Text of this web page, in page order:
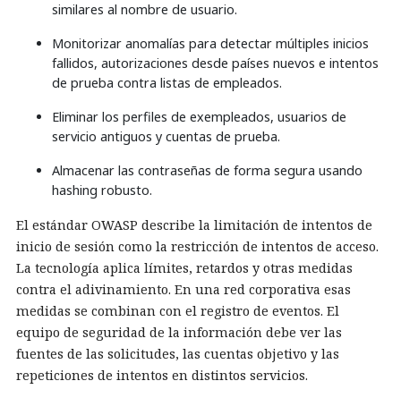
similares al nombre de usuario.
Monitorizar anomalías para detectar múltiples inicios
fallidos, autorizaciones desde países nuevos e intentos
de prueba contra listas de empleados.
Eliminar los perfiles de exempleados, usuarios de
servicio antiguos y cuentas de prueba.
Almacenar las contraseñas de forma segura usando
hashing robusto.
El estándar OWASP describe la limitación de intentos de
inicio de sesión como la restricción de intentos de acceso.
La tecnología aplica límites, retardos y otras medidas
contra el adivinamiento. En una red corporativa esas
medidas se combinan con el registro de eventos. El
equipo de seguridad de la información debe ver las
fuentes de las solicitudes, las cuentas objetivo y las
repeticiones de intentos en distintos servicios.